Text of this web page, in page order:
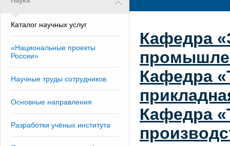
Каталог научных услуг
«Национальные проекты
России»
Научные труды сотрудников
Основные направления
Разработки учёных института
Кафедра
Кафедра
Кафедра